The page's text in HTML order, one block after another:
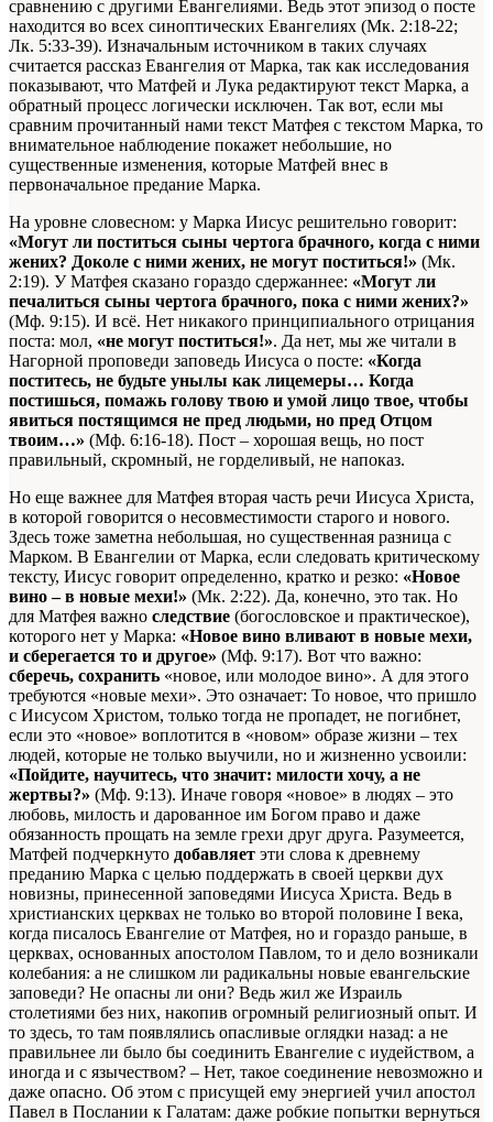
сравнению с другими Евангелиями. Ведь этот эпизод о посте
находится во всех синоптических Евангелиях (Мк. 2:18-22;
Лк. 5:33-39). Изначальным источником в таких случаях
считается рассказ Евангелия от Марка, так как исследования
показывают, что Матфей и Лука редактируют текст Марка, а
обратный процесс логически исключен. Так вот, если мы
сравним прочитанный нами текст Матфея с текстом Марка, то
внимательное наблюдение покажет небольшие, но
существенные изменения, которые Матфей внес в
первоначальное предание Марка.
На уровне словесном: у Марка Иисус решительно говорит:
«Могут ли поститься сыны чертога брачного, когда с ними
жених? Доколе с ними жених, не могут поститься!» (Мк.
2:19). У Матфея сказано гораздо сдержаннее: «Могут ли
печалиться сыны чертога брачного, пока с ними жених?»
(Мф. 9:15). И всё. Нет никакого принципиального отрицания
поста: мол, «не могут поститься!». Да нет, мы же читали в
Нагорной проповеди заповедь Иисуса о посте: «Когда
поститесь, не будьте унылы как лицемеры… Когда
постишься, помажь голову твою и умой лицо твое, чтобы
явиться постящимся не пред людьми, но пред Отцом
твоим…» (Мф. 6:16-18). Пост – хорошая вещь, но пост
правильный, скромный, не горделивый, не напоказ.
Но еще важнее для Матфея вторая часть речи Иисуса Христа,
в которой говорится о несовместимости старого и нового.
Здесь тоже заметна небольшая, но существенная разница с
Марком. В Евангелии от Марка, если следовать критическому
тексту, Иисус говорит определенно, кратко и резко: «Новое
вино – в новые мехи!» (Мк. 2:22). Да, конечно, это так. Но
для Матфея важно следствие (богословское и практическое),
которого нет у Марка: «Новое вино вливают в новые мехи,
и сберегается то и другое» (Мф. 9:17). Вот что важно:
сберечь, сохранить «новое, или молодое вино». А для этого
требуются «новые мехи». Это означает: То новое, что пришло
с Иисусом Христом, только тогда не пропадет, не погибнет,
если это «новое» воплотится в «новом» образе жизни – тех
людей, которые не только выучили, но и жизненно усвоили:
«Пойдите, научитесь, что значит: милости хочу, а не
жертвы?» (Мф. 9:13). Иначе говоря «новое» в людях – это
любовь, милость и дарованное им Богом право и даже
обязанность прощать на земле грехи друг друга. Разумеется,
Матфей подчеркнуто добавляет эти слова к древнему
преданию Марка с целью поддержать в своей церкви дух
новизны, принесенной заповедями Иисуса Христа. Ведь в
христианских церквах не только во второй половине I века,
когда писалось Евангелие от Матфея, но и гораздо раньше, в
церквах, основанных апостолом Павлом, то и дело возникали
колебания: а не слишком ли радикальны новые евангельские
заповеди? Не опасны ли они? Ведь жил же Израиль
столетиями без них, накопив огромный религиозный опыт. И
то здесь, то там появлялись опасливые оглядки назад: а не
правильнее ли было бы соединить Евангелие с иудейством, а
иногда и с язычеством? – Нет, такое соединение невозможно и
даже опасно. Об этом с присущей ему энергией учил апостол
Павел в Послании к Галатам: даже робкие попытки вернуться